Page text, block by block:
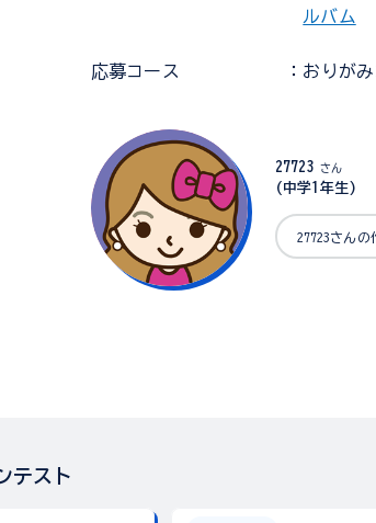
ルバム
応募コース ：おりが
27723 さん
(中学1年生)
27723さんの
テスト